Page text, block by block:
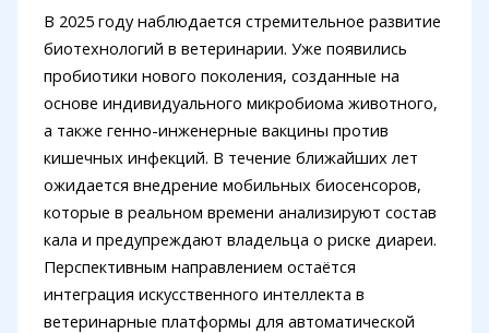
В 2025 году наблюдается стремительное развитие
биотехнологий в ветеринарии. Уже появились
пробиотики нового поколения, созданные на
основе индивидуального микробиома животного,
а также генно-инженерные вакцины против
кишечных инфекций. В течение ближайших лет
ожидается внедрение мобильных биосенсоров,
которые в реальном времени анализируют состав
кала и предупреждают владельца о риске диареи.
Перспективным направлением остаётся
интеграция искусственного интеллекта в
ветеринарные платформы для автоматической